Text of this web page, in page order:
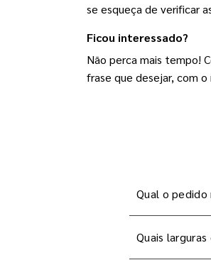
se esqueça de verificar
Ficou interessado?
Não perca mais tempo!
frase que desejar, com
Qual o
Quais